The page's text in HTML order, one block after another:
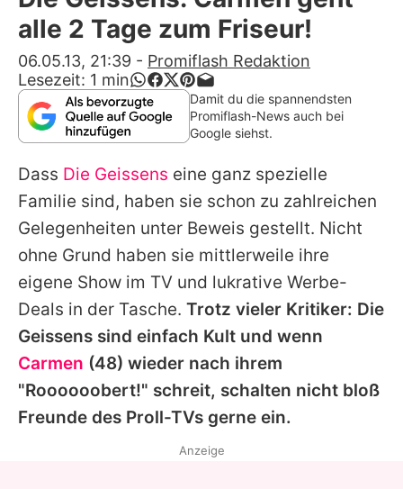
Alle Themen auf Promiflash
App runterladen
Team
Redaktionelle Richtlinien
Impressum
Datenschutzerklärung
Nutzungsbedingungen
Utiq verwalten
alle 2 Tage zum Friseur!
06.05.13, 21:39 - Promiflash Redaktion
Lesezeit: 1 min
Damit du die spannendsten
Promiflash-News auch bei
Google siehst.
Dass Die Geissens eine ganz spezielle
Familie sind, haben sie schon zu zahlreichen
Gelegenheiten unter Beweis gestellt. Nicht
ohne Grund haben sie mittlerweile ihre
eigene Show im TV und lukrative Werbe-
Deals in der Tasche. Trotz vieler Kritiker: Die
Geissens sind einfach Kult und wenn
Carmen (48) wieder nach ihrem
"Roooooobert!" schreit, schalten nicht bloß
Freunde des Proll-TVs gerne ein.
Anzeige